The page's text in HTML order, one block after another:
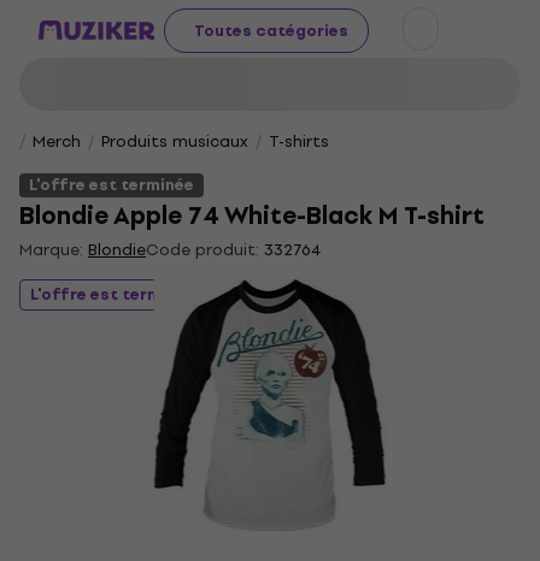
Toutes catégories
Merch Produits musicaux
T-shirts
L'offre est terminée
Blondie Apple 74 White-Black M T-shirt
Marque: BlondieCode produit: 332764
L'offre est terminée